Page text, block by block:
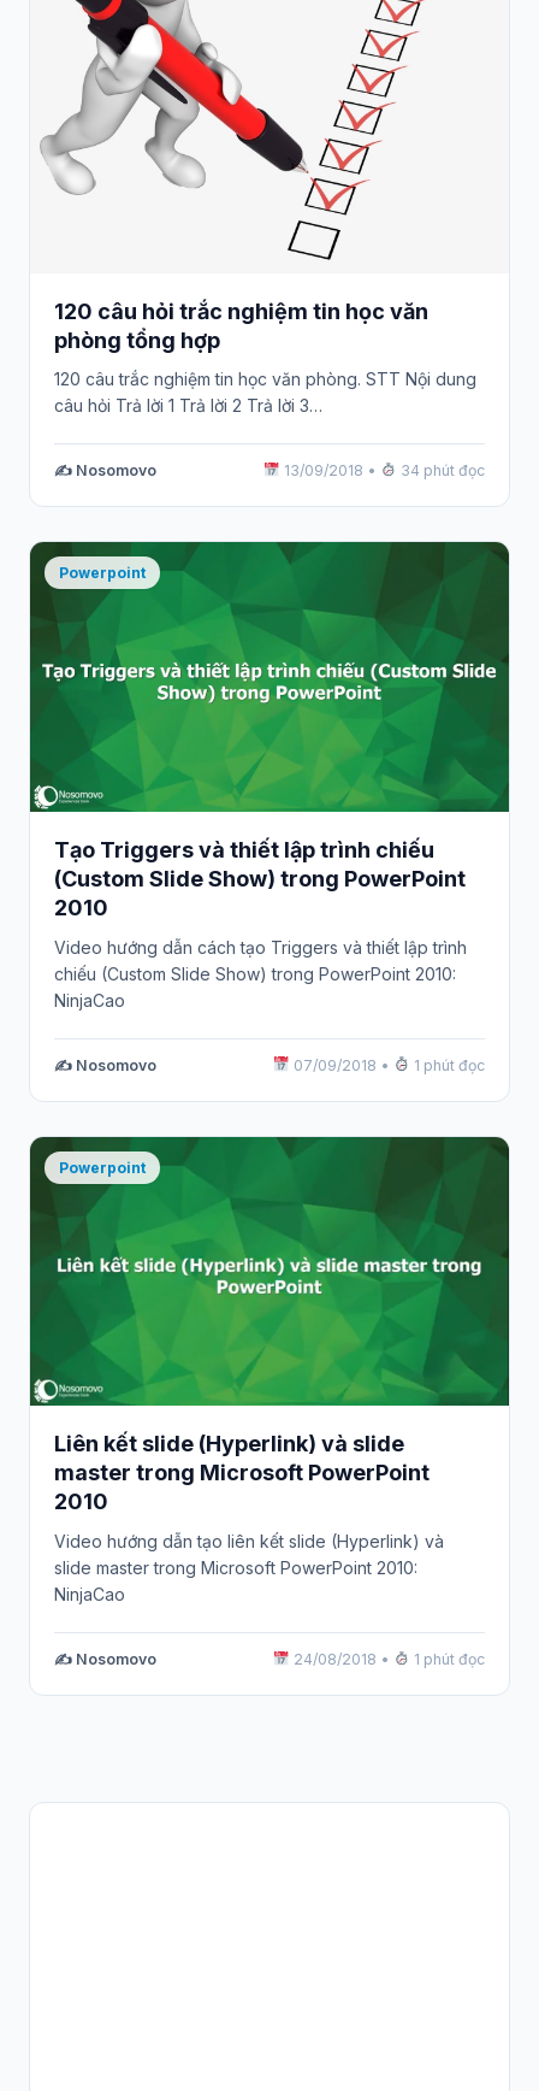
120 câu hỏi trắc nghiệm tin học văn
phòng tổng hợp
120 câu trắc nghiệm tin học văn phòng. STT Nội dung
câu hỏi Trả lời 1 Trả lời 2 Trả lời 3…
✍️ Nosomovo 13/09/2018 • 34 phút đọc
Powerpoint
Tạo Triggers và thiết lập trình chiếu
(Custom Slide Show) trong PowerPoint
2010
Video hướng dẫn cách tạo Triggers và thiết lập trình
chiếu (Custom Slide Show) trong PowerPoint 2010:
NinjaCao
✍️ Nosomovo 07/09/2018 • 1 phút đọc
Powerpoint
Liên kết slide (Hyperlink) và slide
master trong Microsoft PowerPoint
2010
Video hướng dẫn tạo liên kết slide (Hyperlink) và
slide master trong Microsoft PowerPoint 2010:
NinjaCao
✍️ Nosomovo 24/08/2018 • 1 phút đọc